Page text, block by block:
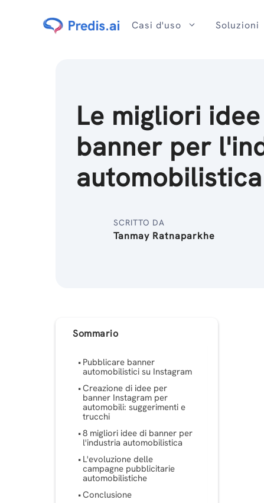
Casi d'uso Soluzioni
Le migliori
banner per
automobilistica
SCRITTO DA
Tanmay Ratnaparkhe
Sommario
Pubblicare banner
automobilistici su Instagram
Creazione di idee per
banner Instagram per
automobili: suggerimenti e
trucchi
8 migliori idee di banner per
l'industria automobilistica
L'evoluzione delle
campagne pubblicitarie
automobilistiche
Conclusione